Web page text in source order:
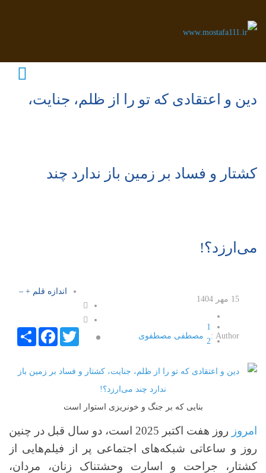
دین و اعتقادی که تو را از ظلم، جنایت،
کشتار و فساد بر زمین باز ندارد چند
می‌ارزد؟!
اندازه قلم +
–
ShareTwitter
15 مهر 1404
1
2
4
Author : مصطفی مصطفوی
بنایی که بر جنگ و خونریزی استوار است
امروز
روز هفت اکتبر 2025 است، دو سال قبل در چنین
روز و ساعاتی شبکه‌های اجتماعی پر از فیلم‌هایی از
کشتار، جراحت و اسارت وحشتناک زنان، مردان،